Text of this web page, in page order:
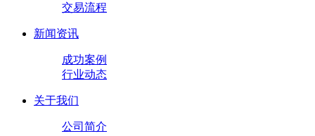
交易流程
新闻资讯
成功案例
行业动态
关于我们
公司简介